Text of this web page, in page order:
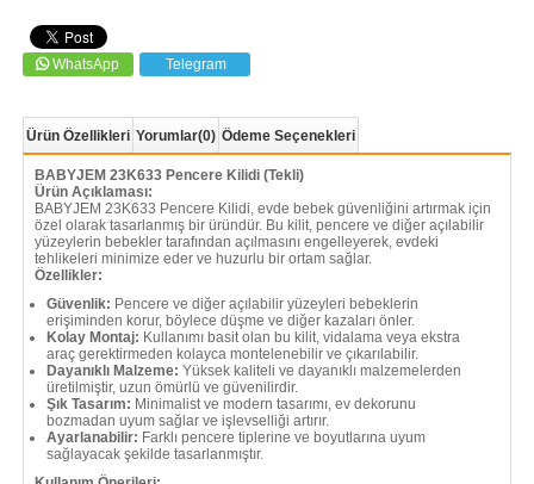
WhatsApp Telegram
Ürün Özellikleri Yorumlar(0) Ödeme Seçenekleri
BABYJEM 23K633 Pencere Kilidi (Tekli)
Ürün Açıklaması:
BABYJEM 23K633 Pencere Kilidi, evde bebek güvenliğini artırmak için
özel olarak tasarlanmış bir üründür. Bu kilit, pencere ve diğer açılabilir
yüzeylerin bebekler tarafından açılmasını engelleyerek, evdeki
tehlikeleri minimize eder ve huzurlu bir ortam sağlar.
Özellikler:
Güvenlik: Pencere ve diğer açılabilir yüzeyleri bebeklerin
erişiminden korur, böylece düşme ve diğer kazaları önler.
Kolay Montaj: Kullanımı basit olan bu kilit, vidalama veya ekstra
araç gerektirmeden kolayca montelenebilir ve çıkarılabilir.
Dayanıklı Malzeme: Yüksek kaliteli ve dayanıklı malzemelerden
üretilmiştir, uzun ömürlü ve güvenilirdir.
Şık Tasarım: Minimalist ve modern tasarımı, ev dekorunu
bozmadan uyum sağlar ve işlevselliği artırır.
Ayarlanabilir: Farklı pencere tiplerine ve boyutlarına uyum
sağlayacak şekilde tasarlanmıştır.